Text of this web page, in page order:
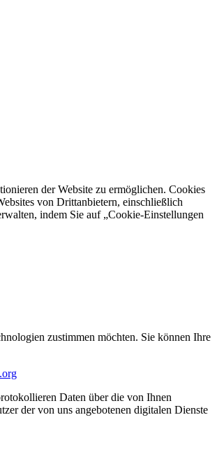
der Website zu ermöglichen. Cookies
von Drittanbietern, einschließlich
indem Sie auf „Cookie-Einstellungen
zustimmen möchten. Sie können Ihre
Daten über die von Ihnen
der von uns angebotenen digitalen Dienste